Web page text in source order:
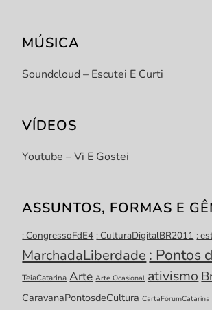
MÚSICA
Soundcloud – Escutei E Curti
VÍDEOS
Youtube – Vi E Gostei
ASSUNTOS, FORMAS E
: CongressoFdE4 : CulturaDigitalBR2011 :
MarchadaLiberdade : Pontos
TeiaCatarina Arte Arte Ocasional ativismo
CaravanaPontosdeCultura CartaFórumCatarina